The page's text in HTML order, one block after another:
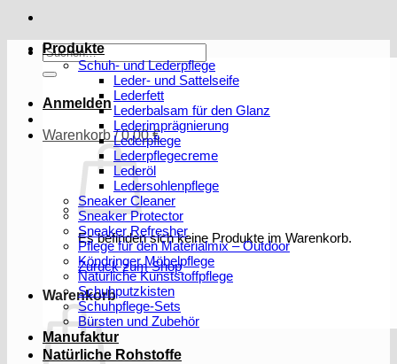
Suchen
nach:
Anmelden
Warenkorb /0,00€
Es befinden sich keine Produkte im Warenkorb.
Zurück zum Shop
Warenkorb
Produkte
Schuh- und Lederpflege
Leder- und Sattelseife
Lederfett
Lederbalsam für den Glanz
Lederimprägnierung
Lederpflege
Lederpflegecreme
Lederöl
Ledersohlenpflege
Sneaker Cleaner
Sneaker Protector
Sneaker Refresher
Pflege für den Materialmix – Outdoor
Köndringer Möbelpflege
Natürliche Kunststoffpflege
Schuhputzkisten
Schuhpflege-Sets
Bürsten und Zubehör
Manufaktur
Natürliche Rohstoffe